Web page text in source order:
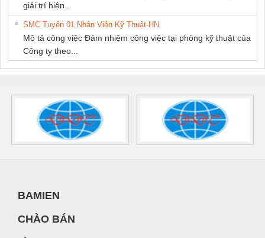
giải trí hiện...
SMC Tuyển 01 Nhân Viên Kỹ Thuật-HN
Mô tả công việc Đảm nhiệm công việc tại phòng kỹ thuật của
Công ty theo...
BAMIEN
CHÀO BÁN